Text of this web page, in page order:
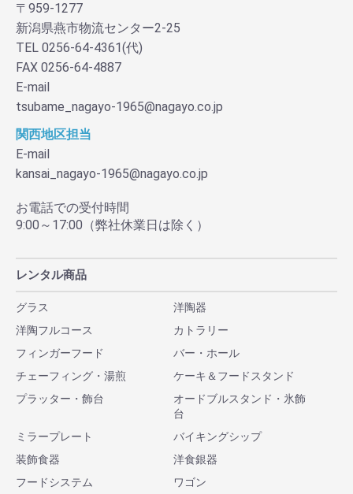
〒959-1277
新潟県燕市物流センター2-25
TEL 0256-64-4361(代)
FAX 0256-64-4887
E-mail
tsubame_nagayo-1965@nagayo.co.jp
関西地区担当
E-mail
kansai_nagayo-1965@nagayo.co.jp
お電話での受付時間
9:00～17:00（弊社休業日は除く）
レンタル商品
グラス
洋陶器
洋陶フルコース
カトラリー
フィンガーフード
バー・ホール
チェーフィング・湯煎
ケーキ＆フードスタンド
プラッター・飾台
オードブルスタンド・氷飾
台
ミラープレート
バイキングシップ
装飾食器
洋食銀器
フードシステム
ワゴン